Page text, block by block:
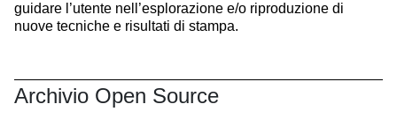
guidare l’utente nell’esplorazione e/o riproduzione di
nuove tecniche e risultati di stampa.
Archivio Open Source